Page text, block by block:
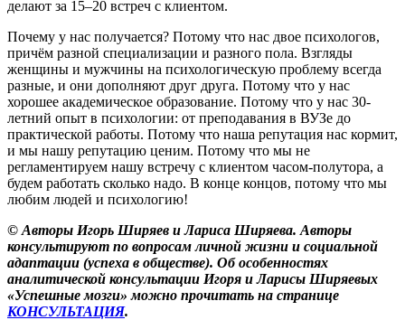
делают за 15–20 встреч с клиентом.
Почему у нас получается? Потому что нас двое психологов,
причём разной специализации и разного пола. Взгляды
женщины и мужчины на психологическую проблему всегда
разные, и они дополняют друг друга. Потому что у нас
хорошее академическое образование. Потому что у нас 30-
летний опыт в психологии: от преподавания в ВУЗе до
практической работы. Потому что наша репутация нас кормит,
и мы нашу репутацию ценим. Потому что мы не
регламентируем нашу встречу с клиентом часом-полутора, а
будем работать сколько надо. В конце концов, потому что мы
любим людей и психологию!
© Авторы Игорь Ширяев и Лариса Ширяева. Авторы
консультируют по вопросам личной жизни и социальной
адаптации (успеха в обществе). Об особенностях
аналитической консультации Игоря и Ларисы Ширяевых
«Успешные мозги» можно прочитать на странице
КОНСУЛЬТАЦИЯ.